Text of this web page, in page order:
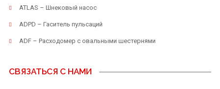
ATLAS – Шнековый насос
ADPD – Гаситель пульсаций
ADF – Расходомер с овальными шестернями
СВЯЗАТЬСЯ С НАМИ